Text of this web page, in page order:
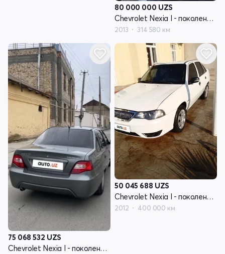
80 000 000 UZS
Chevrolet Nexia I - поколение рестайлинг
2013 314 580 км
75 068 532 UZS
Chevrolet Nexia I - поколение рестайлинг
50 045 688 UZS
Chevrolet Nexia I - поколение рестайлинг
2012 400 000 км